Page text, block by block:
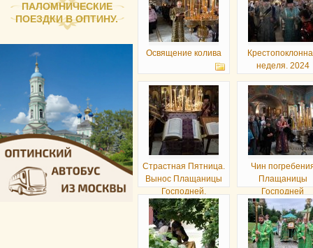
ПАЛОМНИЧЕСКИЕ
ПОЕЗДКИ В ОПТИНУ.
Освящение колива
неделя. 2024
Страстная Пятница.
Вынос Плащаницы
Господней.
Чин
Плащаницы
Господней